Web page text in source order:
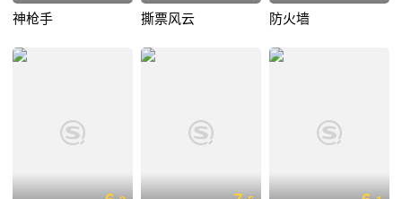
神枪手 撕票风云 防火墙